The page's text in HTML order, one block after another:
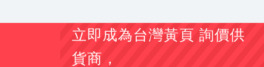
立即成為台灣黃頁 詢價供
貨商，